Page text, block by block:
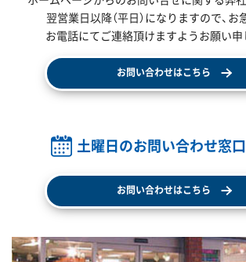
翌営業日以降（平日）になりますので、 お
お電話にてご連絡頂けますようお願い申
お問い合わせはこちら
土曜日のお問い合わせ窓
お問い合わせはこちら